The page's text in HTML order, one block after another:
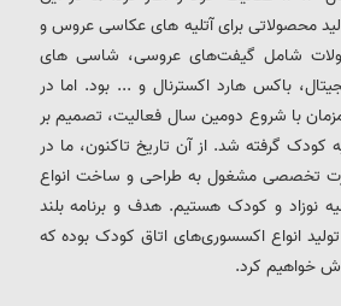
محصولاتی برای آتلیه های عکاسی عروس و
شامل گیفت‌های عروسی، شاسی های
باکس هارد اکسترنال و ... بود. اما در
سال 1394 و همزمان با شروع دومین سال فعالیت، تصمیم بر
کودک گرفته شد. از آن تاریخ تاکنون، ما در
تخصصی مشغول به طراحی و ساخت انواع
نوزاد و کودک هستیم. هدف و برنامه بلند
انواع اکسسوری‌های اتاق کودک بوده که
خواهیم کرد.